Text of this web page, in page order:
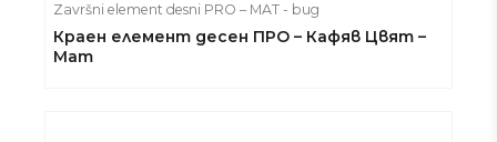
Završni element desni PRO – MAT - bug
Краен елемент десен ПРО – Кафяв Цвят –
Мат